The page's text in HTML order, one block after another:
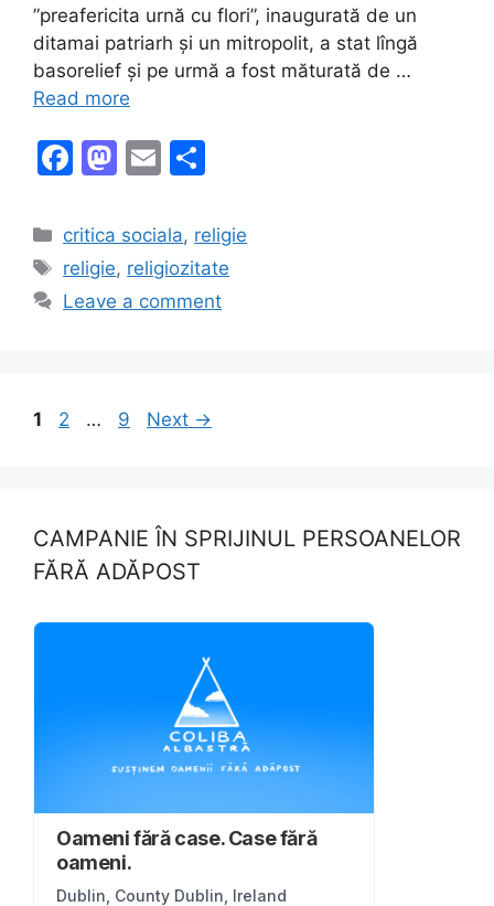
”preafericita urnă cu flori”, inaugurată de un
ditamai patriarh și un mitropolit, a stat lîngă
basorelief și pe urmă a fost măturată de …
Read more
F
c
e
b
M
st
o
d
E
ai
l
ar
e
Categories
critica sociala, religie
Tags
religie, religiozitate
Leave a comment
Page
1 Page
2 … Page
9 Next →
CAMPANIE ÎN SPRIJINUL PERSOANELOR
FĂRĂ ADĂPOST